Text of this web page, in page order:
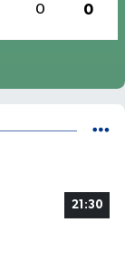
0 0
21:30